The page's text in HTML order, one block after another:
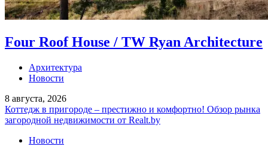
Four Roof House / TW Ryan Architecture
Архитектура
Новости
8 августа, 2026
Коттедж в пригороде – престижно и комфортно! Обзор рынка
загородной недвижимости от Realt.by
Новости